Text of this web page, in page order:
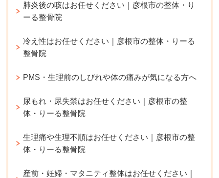
肺炎後の咳はお任せください｜彦根市の整体・り
ーる整骨院
冷え性はお任せください｜彦根市の整体・りーる
整骨院
PMS・生理前のしびれや体の痛みが気になる方へ
尿もれ・尿失禁はお任せください｜彦根市の整
体・りーる整骨院
生理痛や生理不順はお任せください｜彦根市の整
体・りーる整骨院
産前・妊婦・マタニティ整体はお任せください｜